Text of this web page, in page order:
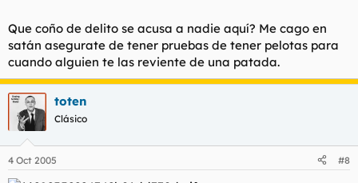
Que coño de delito se acusa a nadie aquí? Me cago en
satán asegurate de tener pruebas de tener pelotas para
cuando alguien te las reviente de una patada.
toten
Clásico
4 Oct 2005 #8